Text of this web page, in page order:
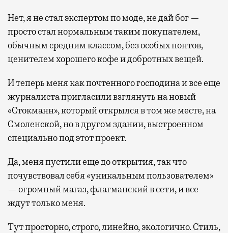
Нет, я не стал экспертом по моде, не дай бог —
просто стал нормальным таким покупателем,
обычным средним классом, без особых понтов,
ценителем хорошего кофе и добротных вещей.
И теперь меня как почтенного господина и все еще
журналиста пригласили взглянуть на новый
«Стокманн», который открылся в том же месте, на
Смоленской, но в другом здании, выстроенном
специально под этот проект.
Да, меня пустили еще до открытия, так что
почувствовал себя «уникальным пользователем»
— огромный магаз, флагманский в сети, и все
ждут только меня.
Тут просторно, строго, линейно, экологично. Стиль,